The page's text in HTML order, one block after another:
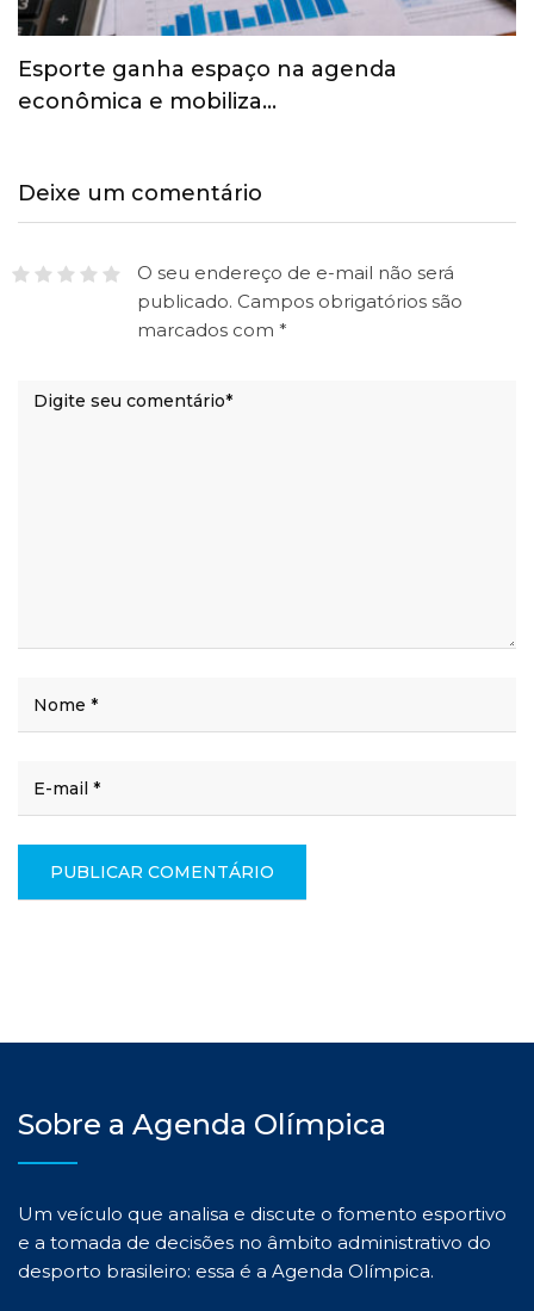
Esporte ganha espaço na agenda
econômica e mobiliza…
Deixe um comentário
O seu endereço de e-mail não será
publicado. Campos obrigatórios são
marcados com *
Sobre a Agenda Olímpica
Um veículo que analisa e discute o fomento esportivo
e a tomada de decisões no âmbito administrativo do
desporto brasileiro: essa é a Agenda Olímpica.